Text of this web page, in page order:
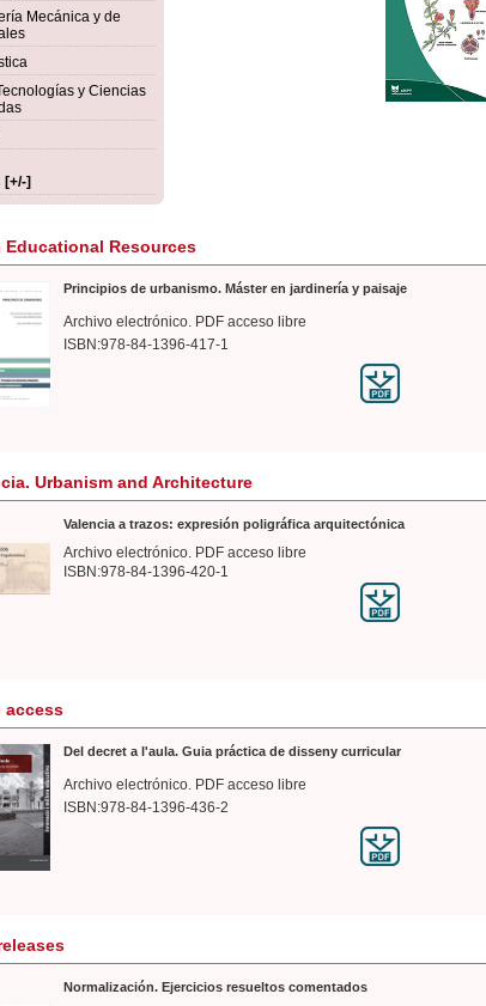
Mecánica y de
y Ciencias
[+/-]
VAT INCLUDED
Educational Resources
Principios de urbanismo. Máster en jardinería y paisaje
Archivo electrónico. PDF acceso libre
ISBN:978-84-1396-417-1
Urbanism and Architecture
Valencia a trazos: expresión poligráfica arquitectónica
Archivo electrónico. PDF acceso libre
ISBN:978-84-1396-420-1
access
Del decret a l'aula. Guia práctica de disseny curricular
Archivo electrónico. PDF acceso libre
ISBN:978-84-1396-436-2
Normalización. Ejercicios resueltos comentados